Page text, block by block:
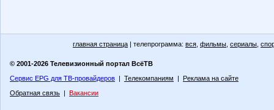
главная страница | телепрограмма: вся фильмы сериалы
© 2001-2026 Телевизионный портал ВсёТВ
Сервис EPG для ТВ-провайдеров | Телекомпаниям | Реклама на сайте
Обратная связь | Вакансии